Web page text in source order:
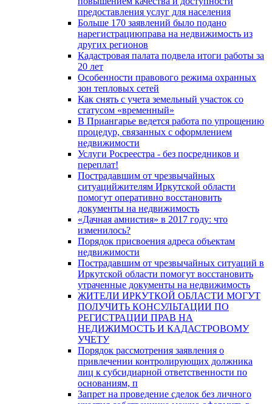
предоставления услуг для населения
Больше 170 заявлений было подано
нарегистрациюправа на недвижимость из
других регионов
Кадастровая палата подвела итоги работы за
20 лет
Особенности правового режима охранных
зон тепловых сетей
Как снять с учета земельный участок со
статусом «временный»
В Приангарье ведется работа по упрощению
процедур, связанных с оформлением
недвижимости
Услуги Росреестра - без посредников и
переплат!
Пострадавшим от чрезвычайных
ситуацийжителям Иркутской области
помогут оперативно восстановить
документы на недвижимость
«Дачная амнистия» в 2017 году: что
изменилось?
Порядок присвоения адреса объектам
недвижимости
Пострадавшим от чрезвычайных ситуаций в
Иркутской области помогут восстановить
утраченные документы на недвижимость
ЖИТЕЛИ ИРКУТКОЙ ОБЛАСТИ МОГУТ
ПОЛУЧИТЬ КОНСУЛЬТАЦИИ ПО
РЕГИСТРАЦИИ ПРАВ НА
НЕДИЖИМОСТЬ И КАДАСТРОВОМУ
УЧЕТУ
Порядок рассмотрения заявления о
привлечении контролирующих должника
лиц к субсидиарной ответственности по
основаниям, п
Запрет на проведение сделок без личного